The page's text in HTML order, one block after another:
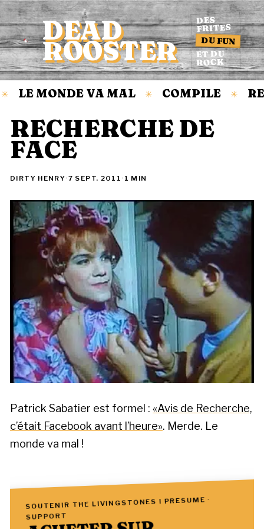
Accueil
DEAD
ROOSTER
DES
FRITES
DU FUN
ET DU
ROCK
LE MONDE VA MAL ✳ COMPILE ✳
RECHERCHE DE
FACE
DIRTY HENRY·7 SEPT. 2011 · 1 MIN
Patrick Sabatier est formel : «Avis de Recherche,
c’était Facebook avant l’heure». Merde. Le
monde va mal !
SOUTENIR THE LIVINGSTONES I PRESUME ·
SUPPORT